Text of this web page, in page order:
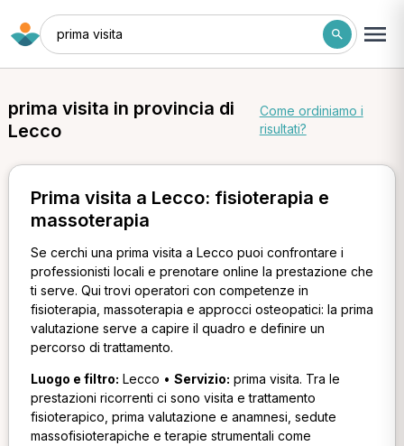
prima visita
prima visita in provincia di
Lecco
Come ordiniamo i
risultati?
Prima visita a Lecco: fisioterapia e
massoterapia
Se cerchi una prima visita a Lecco puoi confrontare i
professionisti locali e prenotare online la prestazione che
ti serve. Qui trovi operatori con competenze in
fisioterapia, massoterapia e approcci osteopatici: la prima
valutazione serve a capire il quadro e definire un
percorso di trattamento.
Luogo e filtro: Lecco • Servizio: prima visita. Tra le
prestazioni ricorrenti ci sono visita e trattamento
fisioterapico, prima valutazione e anamnesi, sedute
massofisioterapiche e terapie strumentali come